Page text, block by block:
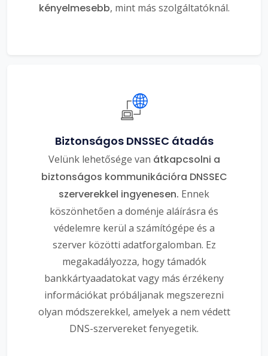
kényelmesebb, mint más szolgáltatóknál.
Biztonságos DNSSEC átadás
Velünk lehetősége van átkapcsolni a
biztonságos kommunikációra DNSSEC
szerverekkel ingyenesen. Ennek
köszönhetően a doménje aláírásra és
védelemre kerül a számítógépe és a
szerver közötti adatforgalomban. Ez
megakadályozza, hogy támadók
bankkártyaadatokat vagy más érzékeny
információkat próbáljanak megszerezni
olyan módszerekkel, amelyek a nem védett
DNS-szervereket fenyegetik.